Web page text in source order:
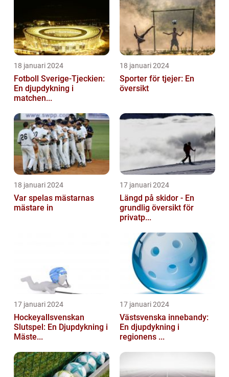
18 januari 2024
Fotboll Sverige-Tjeckien:
En djupdykning i
matchen...
18 januari 2024
Sporter för tjejer: En
översikt
18 januari 2024
Var spelas mästarnas
mästare in
17 januari 2024
Längd på skidor - En
grundlig översikt för
privatp...
17 januari 2024
Hockeyallsvenskan
Slutspel: En Djupdykning i
Mäste...
17 januari 2024
Västsvenska innebandy:
En djupdykning i
regionens ...